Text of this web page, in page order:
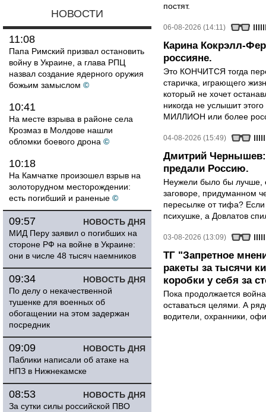
НОВОСТИ
11:08
Папа Римский призвал остановить
войну в Украине, а глава РПЦ
назвал создание ядерного оружия
божьим замыслом ©
10:41
На месте взрыва в районе села
Крозмаз в Молдове нашли
обломки боевого дрона ©
10:18
На Камчатке произошел взрыв на
золоторудном месторождении:
есть погибший и раненые ©
НОВОСТЬ ДНЯ
09:57
МИД Перу заявил о погибших на
стороне РФ на войне в Украине:
они в числе 48 тысяч наемников
НОВОСТЬ ДНЯ
09:34
По делу о некачественной
тушенке для военных об
обогащении на этом задержан
посредник
НОВОСТЬ ДНЯ
09:09
Паблики написали об атаке на
НПЗ в Нижнекамске
НОВОСТЬ ДНЯ
08:53
За сутки силы российской ПВО
постят.
06-08-2026 (14:11)
Карина Кокрэлл-
россияне.
Это КОНЧИТСЯ тогда
старичка, играющего
который не хочет
никогда не услышит
МИЛЛИОН или более
04-08-2026 (15:49)
Дмитрий Чернышев:
предали Россию.
Неужели было бы лучше,
заговоре, придуманном
пересылке от тифа?
психушке, а Довлатов
03-08-2026 (13:09)
ТГ "Запретное
ракеты за тысячи
коробки у себя за
Пока продолжается
оставаться целями. А
водители, охранники,